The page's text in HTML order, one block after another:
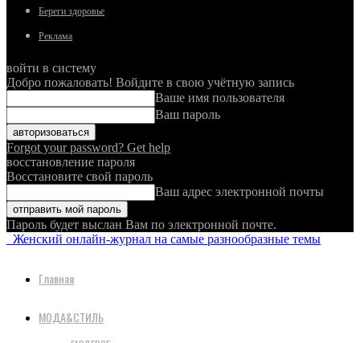
Береги здоровье
Реклама
войти в систему
Добро пожаловать! Войдите в свою учётную запись
Ваше имя пользователя
Ваш пароль
Forgot your password? Get help
восстановление пароля
Восстановите свой пароль
Ваш адрес электронной почты
Пароль будет выслан Вам по электронной почте.
Женский онлайн-журнал на самые разнообразные темы
Главная
МОДА&СТИЛЬ